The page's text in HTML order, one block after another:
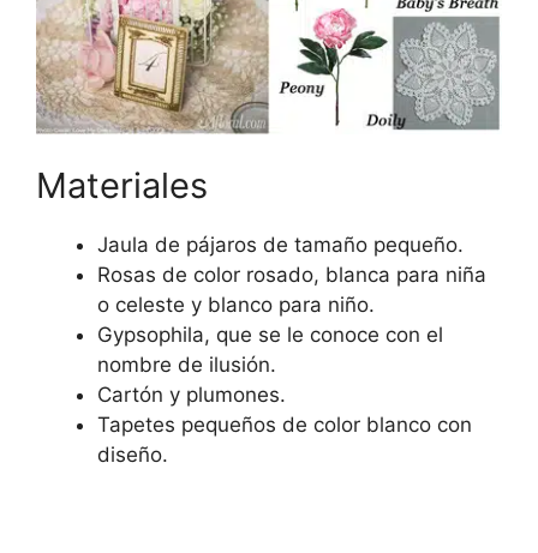
Materiales
Jaula de pájaros de tamaño pequeño.
Rosas de color rosado, blanca para niña
o celeste y blanco para niño.
Gypsophila, que se le conoce con el
nombre de ilusión.
Cartón y plumones.
Tapetes pequeños de color blanco con
diseño.